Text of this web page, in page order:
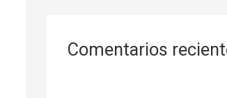
Comentarios